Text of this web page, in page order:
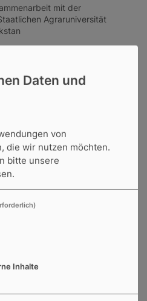
mit der
Agraruniversität
zur Kontrolle und
und Krankheit von
einer Broschüre über
Schulung der
Erzeuger und lokale
in
einen vielschichtigen
in
Tals
Daten und
von
die wir nutzen möchten.
bitte unsere
Inhalte